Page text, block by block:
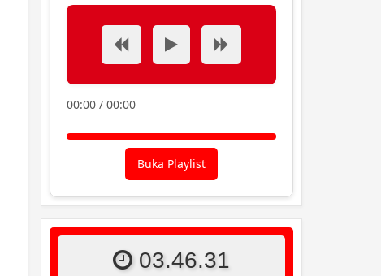
00:00 / 00:00
Buka Playlist
03.46.32